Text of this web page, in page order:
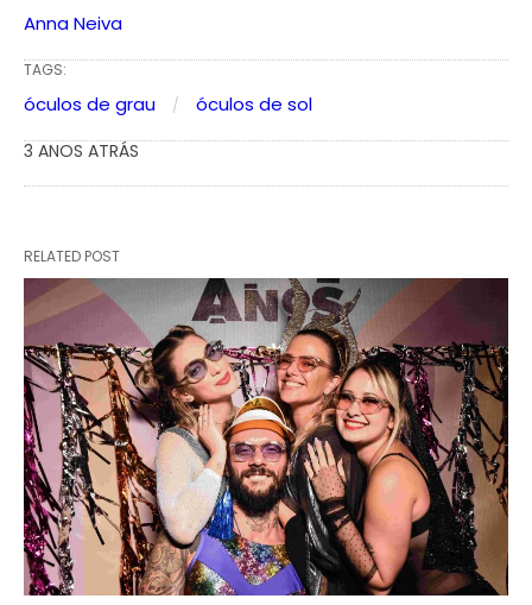
Anna Neiva
TAGS:
óculos de grau óculos de sol
3 ANOS ATRÁS
RELATED POST